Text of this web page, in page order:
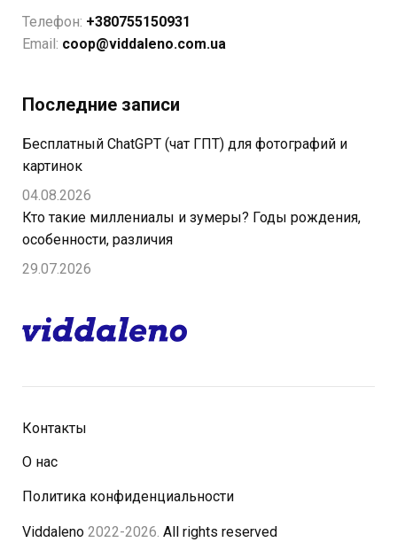
Телефон: +380755150931
Email: coop@viddaleno.com.ua
Последние записи
Бесплатный ChatGPT (чат ГПТ) для фотографий и
картинок
04.08.2026
Кто такие миллениалы и зумеры? Годы рождения,
особенности, различия
29.07.2026
Контакты
О нас
Политика конфиденциальности
Viddaleno2022-2026. All rights reserved